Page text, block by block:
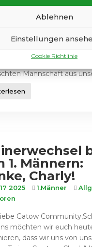
Ablehnen
Einstellungen
Cookie Richtlinie
testet gegen SC
ein besonderes
Mannschaft aus
1. Männern:
Charly!
2025 1.Männer
Gatow
möchten wir euch
dass wir uns von